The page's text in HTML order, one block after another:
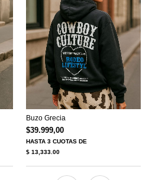
Buzo Grecia
$39.999,00
HASTA3 CUOTAS DE
$ 13,333.00